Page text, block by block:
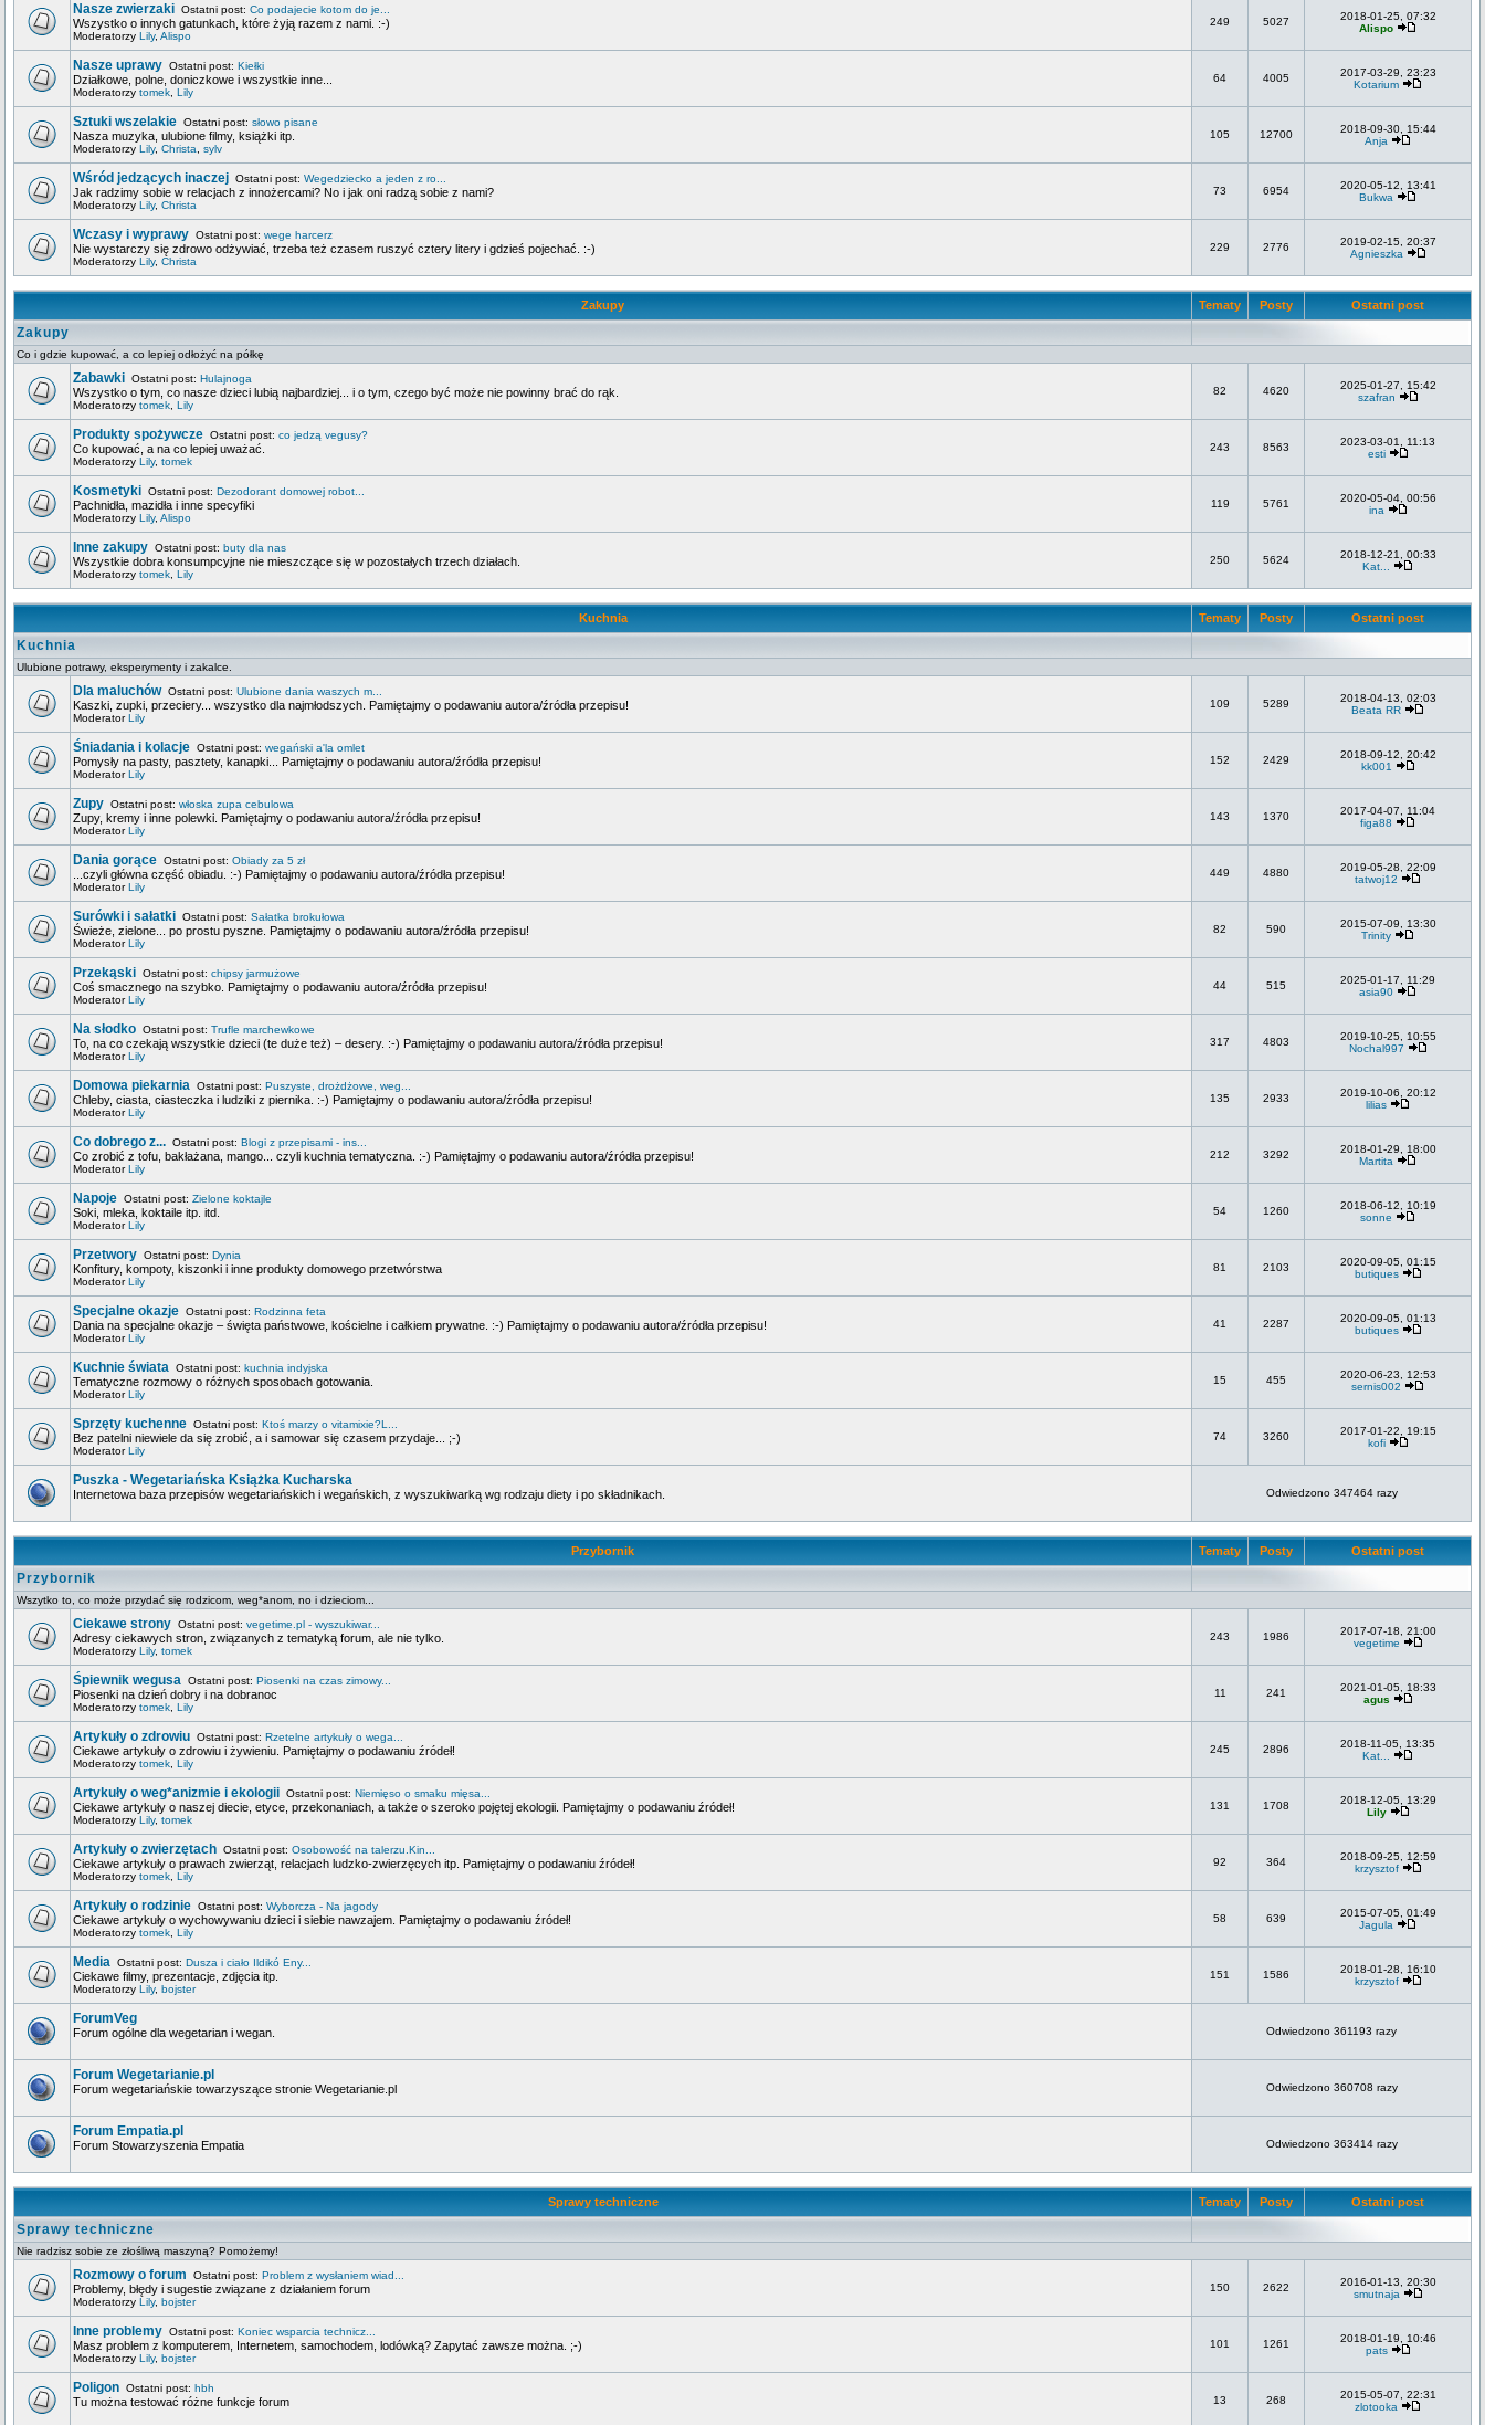
Nasze zwierzaki Ostatni post: Co podajecie kotom do je...
Wszystko o innych gatunkach, które żyją razem z nami. :-)
Moderatorzy Lily, Alispo
249 5027
2018-01-25, 07:32
Alispo
Nasze uprawy Ostatni post: Kiełki
Działkowe, polne, doniczkowe i wszystkie inne...
Moderatorzy tomek Lily
64 4005
2017-03-29, 23:23
Kotarium
Sztuki wszelakie Ostatni post: słowo pisane
Nasza muzyka, ulubione filmy, książki itp.
Moderatorzy Lily, Christa sylv
105 12700
2018-09-30, 15:44
Anja
Wśród jedzących inaczej Ostatni post: Wegedziecko a jeden z ro...
Jak radzimy sobie w relacjach z innożercami? No i jak oni radzą sobie z nami?
Moderatorzy Lily, Christa
73 6954
2020-05-12, 13:41
Bukwa
Wczasy i wyprawy Ostatni post: wege harcerz
Nie wystarczy się zdrowo odżywiać, trzeba też czasem ruszyć cztery litery i gdzieś pojechać. :-)
Moderatorzy Lily, Christa
229 2776
2019-02-15, 20:37
Agnieszka
Zakupy Tematy Posty Ostatni post
Zakupy
Co i gdzie kupować, a co lepiej odłożyć na półkę
Zabawki Ostatni post: Hulajnoga
Wszystko o tym, co nasze dzieci lubią najbardziej... i o tym, czego być może nie powinny brać do rąk.
Moderatorzy tomek Lily
82 4620
2025-01-27, 15:42
szafran
Produkty spożywcze Ostatni post: co jedzą vegusy?
Co kupować, a na co lepiej uważać.
Moderatorzy Lily, tomek
243 8563
2023-03-01, 11:13
esti
Kosmetyki Ostatni post: Dezodorant domowej robot...
Pachnidła, mazidła i inne specyfiki
Moderatorzy Lily, Alispo
119 5761
2020-05-04, 00:56
ina
Inne zakupy Ostatni post: buty dla nas
Wszystkie dobra konsumpcyjne nie mieszczące się w pozostałych trzech działach.
Moderatorzy tomek Lily
250 5624
2018-12-21, 00:33
Kat...
Kuchnia Tematy Posty Ostatni post
Kuchnia
Ulubione potrawy, eksperymenty i zakalce.
Dla maluchówOstatni post: Ulubione dania waszych m...
Kaszki, zupki, przeciery... wszystko dla najmłodszych. Pamiętajmy o podawaniu autora/źródła przepisu!
ModeratorLily
109 5289
2018-04-13, 02:03
Beata RR
Śniadania i kolacje Ostatni post: wegański a'la omlet
Pomysły na pasty, pasztety, kanapki... Pamiętajmy o podawaniu autora/źródła przepisu!
ModeratorLily
152 2429
2018-09-12, 20:42
kk001
Zupy Ostatni post: włoska zupa cebulowa
Zupy, kremy i inne polewki. Pamiętajmy o podawaniu autora/źródła przepisu!
ModeratorLily
143 1370
2017-04-07, 11:04
figa88
Dania gorące Ostatni post: Obiady za 5 zł
...czyli główna część obiadu. :-) Pamiętajmy o podawaniu autora/źródła przepisu!
ModeratorLily
449 4880
2019-05-28, 22:09
tatwoj12
Surówki i sałatki Ostatni post: Sałatka brokułowa
Świeże, zielone... po prostu pyszne. Pamiętajmy o podawaniu autora/źródła przepisu!
ModeratorLily
82 590
2015-07-09, 13:30
Trinity
Przekąski Ostatni post: chipsy jarmużowe
Coś smacznego na szybko. Pamiętajmy o podawaniu autora/źródła przepisu!
ModeratorLily
44 515
2025-01-17, 11:29
asia90
Na słodko Ostatni post: Trufle marchewkowe
To, na co czekają wszystkie dzieci (te duże też) – desery. :-) Pamiętajmy o podawaniu autora/źródła przepisu!
ModeratorLily
317 4803
2019-10-25, 10:55
Nochal997
Domowa piekarnia Ostatni post: Puszyste, drożdżowe, weg...
Chleby, ciasta, ciasteczka i ludziki z piernika. :-) Pamiętajmy o podawaniu autora/źródła przepisu!
ModeratorLily
135 2933
2019-10-06, 20:12
lilias
Co dobrego z... Ostatni post: Blogi z przepisami - ins...
Co zrobić z tofu, bakłażana, mango... czyli kuchnia tematyczna. :-) Pamiętajmy o podawaniu autora/źródła przepisu!
ModeratorLily
212 3292
2018-01-29, 18:00
Martita
Napoje Ostatni post: Zielone koktajle
Soki, mleka, koktaile itp. itd.
ModeratorLily
54 1260
2018-06-12, 10:19
sonne
Przetwory Ostatni post: Dynia
Konfitury, kompoty, kiszonki i inne produkty domowego przetwórstwa
ModeratorLily
81 2103
2020-09-05, 01:15
butiques
Specjalne okazje Ostatni post: Rodzinna feta
Dania na specjalne okazje – święta państwowe, kościelne i całkiem prywatne. :-) Pamiętajmy o podawaniu autora/źródła przepisu!
ModeratorLily
41 2287
2020-09-05, 01:13
butiques
Kuchnie świata Ostatni post: kuchnia indyjska
Tematyczne rozmowy o różnych sposobach gotowania.
ModeratorLily
15 455
2020-06-23, 12:53
sernis002
Sprzęty kuchenne Ostatni post: Ktoś marzy o vitamixie?L...
Bez patelni niewiele da się zrobić, a i samowar się czasem przydaje... ;-)
ModeratorLily
74 3260
2017-01-22, 19:15
kofi
Puszka - Wegetariańska Książka Kucharska
Internetowa baza przepisów wegetariańskich i wegańskich, z wyszukiwarką wg rodzaju diety i po składnikach. Odwiedzono 347464 razy
Przybornik Tematy Posty Ostatni post
Przybornik
Wszytko to, co może przydać się rodzicom, weg*anom, no i dzieciom...
Ciekawe strony Ostatni post: vegetime.pl - wyszukiwar...
Adresy ciekawych stron, związanych z tematyką forum, ale nie tylko.
Moderatorzy Lily, tomek
243 1986
2017-07-18, 21:00
vegetime
Śpiewnik wegusa Ostatni post: Piosenki na czas zimowy...
Piosenki na dzień dobry i na dobranoc
Moderatorzy tomek Lily
11 241
2021-01-05, 18:33
agus
Artykuły o zdrowiu Ostatni post: Rzetelne artykuły o wega...
Ciekawe artykuły o zdrowiu i żywieniu. Pamiętajmy o podawaniu źródeł!
Moderatorzy tomek Lily
245 2896
2018-11-05, 13:35
Kat...
Artykuły o weg*anizmie i ekologii Ostatni post: Niemięso o smaku mięsa...
Ciekawe artykuły o naszej diecie, etyce, przekonaniach, a także o szeroko pojętej ekologii. Pamiętajmy o podawaniu źródeł!
Moderatorzy Lily, tomek
131 1708
2018-12-05, 13:29
Lily
Artykuły o zwierzętach Ostatni post: Osobowość na talerzu.Kin...
Ciekawe artykuły o prawach zwierząt, relacjach ludzko-zwierzęcych itp. Pamiętajmy o podawaniu źródeł!
Moderatorzy tomek Lily
92 364
2018-09-25, 12:59
krzysztof
Artykuły o rodzinie Ostatni post: Wyborcza - Na jagody
Ciekawe artykuły o wychowywaniu dzieci i siebie nawzajem. Pamiętajmy o podawaniu źródeł!
Moderatorzy tomek Lily
58 639
2015-07-05, 01:49
Jagula
Media Ostatni post: Dusza i ciało Ildikó Eny...
Ciekawe filmy, prezentacje, zdjęcia itp.
Moderatorzy Lily, bojster
151 1586
2018-01-28, 16:10
krzysztof
ForumVeg
Forum ogólne dla wegetarian i wegan. Odwiedzono 361193 razy
Forum Wegetarianie.pl
Forum wegetariańskie towarzyszące stronie Wegetarianie.pl Odwiedzono 360708 razy
Forum Empatia.pl
Forum Stowarzyszenia Empatia Odwiedzono 363414 razy
Sprawy techniczne Tematy Posty Ostatni post
Sprawy techniczne
Nie radzisz sobie ze złośliwą maszyną? Pomożemy!
Rozmowy o forum Ostatni post: Problem z wysłaniem wiad...
Problemy, błędy i sugestie związane z działaniem forum
Moderatorzy Lily, bojster
150 2622
2016-01-13, 20:30
smutnaja
Inne problemy Ostatni post: Koniec wsparcia technicz...
Masz problem z komputerem, Internetem, samochodem, lodówką? Zapytać zawsze można. ;-)
Moderatorzy Lily, bojster
101 1261
2018-01-19, 10:46
pats
Poligon Ostatni post: hbh
Tu można testować różne funkcje forum 13 268
2015-05-07, 22:31
zlotooka